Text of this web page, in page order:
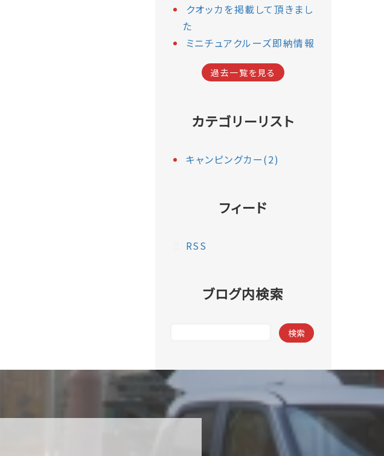
クオッカを掲載して頂きまし
た
ミニチュアクルーズ即納情報
過去一覧を見る
カテゴリーリスト
キャンピングカー(2)
フィード
RSS
ブログ内検索